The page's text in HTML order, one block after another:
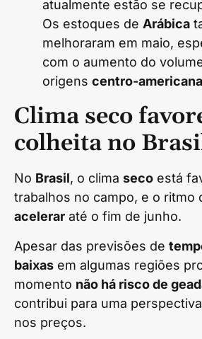
atualmente estão se
Os estoques de Arábica
melhoraram em maio,
com o aumento do
origens centro-
Clima seco
colheita no
No Brasil, o clima seco está
trabalhos no campo, e o ritmo
acelerar até o fim de junho.
Apesar das previsões de
baixas em algumas regiões
momento não há risco de
contribui para uma
nos preços.